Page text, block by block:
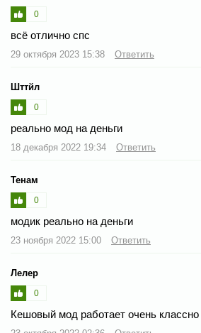
0
всё отлично спс
29 октября 2023 15:38 Ответить
Шттйл
0
реально мод на деньги
18 декабря 2022 19:34 Ответить
Тенам
0
модик реально на деньги
23 ноября 2022 15:00 Ответить
Лелер
0
Кешовый мод работает очень классно